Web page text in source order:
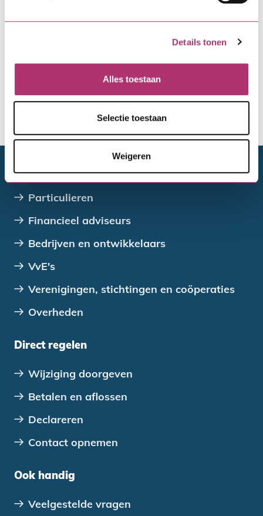
Details tonen
Alles toestaan
Selectie toestaan
Weigeren
Bouwdepot
Hertoets
De toewijzing van de gemeente
Doelgroepen
Particulieren
Financieel adviseurs
Bedrijven en ontwikkelaars
VvE's
Verenigingen, stichtingen en coöperaties
Overheden
Direct regelen
Wijziging doorgeven
Betalen en aflossen
Declareren
Contact opnemen
Ook handig
Veelgestelde vragen